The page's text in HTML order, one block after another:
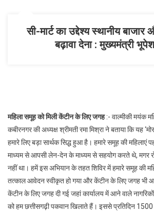
सी-मार्ट का उद्देश्य स्थानीय बाजार
बढ़ावा देना : मुख्यमंत्री
महिला समूह को मिली केंटीन के लिए जगह:- वाल्मीकी मयंक
कबीरनगर की अध्यक्ष श्रीमती रमा मिश्रा ने बताया कि यह
हमारे लिए बड़ा सार्थक सिद्ध हुआ है। हमारे समूह की
माध्यम से आपसी लेन-देन के माध्यम से सहयोग करते थे, मगर
नहीं था। हमें इस अभियान के तहत शिविर में हमारे समूह की
तत्काल आवेदन स्वीकृत हो गया और केंटीन के लिए जगह भी
केंटीन के लिए जगह दी गई जहां कार्यालय में आने वाले
को हम छत्तीसगढ़ी पकवान खिलाते हैं। इससे प्रतिदिन